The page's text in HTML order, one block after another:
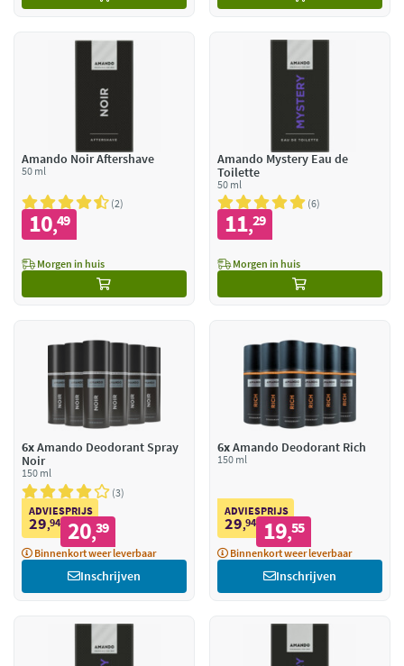
Amando Noir Aftershave
50 ml
2
10,49
Morgen in huis
Amando Mystery Eau de
Toilette
50 ml
6
11,29
Morgen in huis
6xAmando Deodorant Spray
Noir
150 ml
3
ADVIESPRIJS
29,94 20,39
Binnenkort weer leverbaar
Inschrijven
6xAmando Deodorant Rich
150 ml
ADVIESPRIJS
29,94 19,55
Binnenkort weer leverbaar
Inschrijven